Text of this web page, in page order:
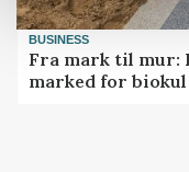
BUSINESS
Fra mark til mur:
marked for biokul